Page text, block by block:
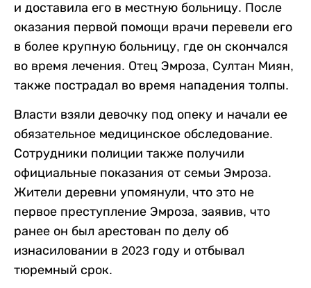
и доставила его в местную больницу. После
оказания первой помощи врачи перевели его
в более крупную больницу, где он скончался
во время лечения. Отец Эмроза, Султан Миян,
также пострадал во время нападения толпы.
Власти взяли девочку под опеку и начали ее
обязательное медицинское обследование.
Сотрудники полиции также получили
официальные показания от семьи Эмроза.
Жители деревни упомянули, что это не
первое преступление Эмроза, заявив, что
ранее он был арестован по делу об
изнасиловании в 2023 году и отбывал
тюремный срок.